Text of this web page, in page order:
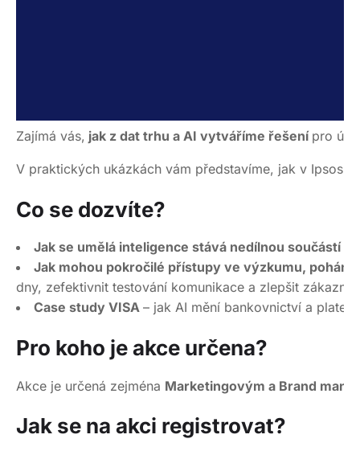
Zajímá vás, jak z dat trhu a AI vytváříme řešení pro
V praktických ukázkách vám představíme, jak v
Co se dozvíte?
Jak se umělá inteligence stává nedílnou součástí
Jak mohou pokročilé přístupy ve výzkumu,
dny, zefektivnit testování komunikace a zlepšit
Case study VISA – jak AI mění bankovnictví a
Pro koho je akce určena?
Akce je určená zejména Marketingovým a Brand
Jak se na akci registrovat?